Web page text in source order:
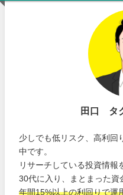
田口 タ
少しでも低リスク、高利回
中です。
リサーチしている投資情報
30代に入り、まとまった資
年間15%以上の利回りで運